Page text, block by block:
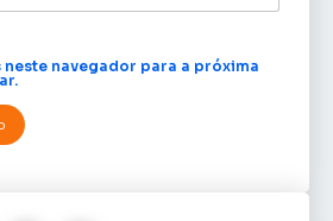
neste navegador para a próxima